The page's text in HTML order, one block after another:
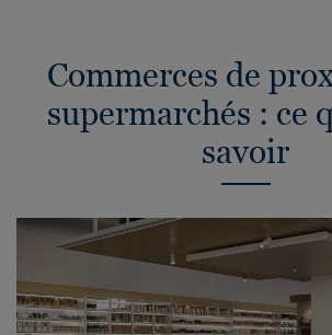
Commerces de
supermarchés : ce
savoir